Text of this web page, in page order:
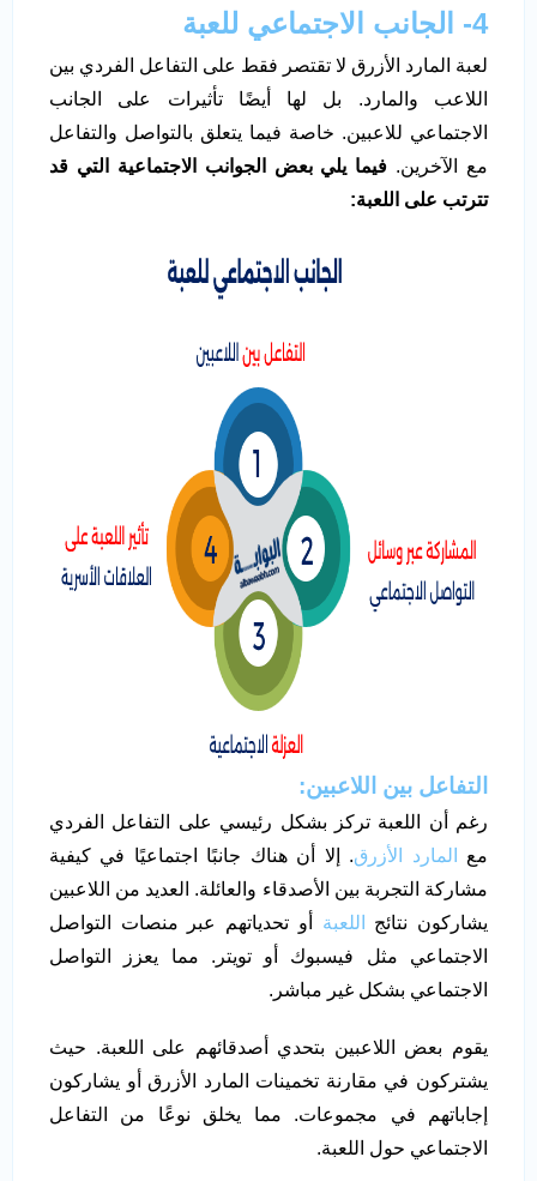
4- الجانب الاجتماعي للعبة
لعبة المارد الأزرق لا تقتصر فقط على التفاعل الفردي بين
اللاعب والمارد. بل لها أيضًا تأثيرات على الجانب
الاجتماعي للاعبين. خاصة فيما يتعلق بالتواصل والتفاعل
مع الآخرين. فيما يلي بعض الجوانب الاجتماعية التي قد
تترتب على اللعبة:
التفاعل بين اللاعبين:
رغم أن اللعبة تركز بشكل رئيسي على التفاعل الفردي
مع
المارد الأزرق. إلا أن هناك جانبًا اجتماعيًا في كيفية
مشاركة التجربة بين الأصدقاء والعائلة. العديد من اللاعبين
يشاركون نتائج
اللعبة أو تحدياتهم عبر منصات التواصل
الاجتماعي مثل فيسبوك أو تويتر. مما يعزز التواصل
الاجتماعي بشكل غير مباشر.
يقوم بعض اللاعبين بتحدي أصدقائهم على اللعبة. حيث
يشتركون في مقارنة تخمينات المارد الأزرق أو يشاركون
إجاباتهم في مجموعات. مما يخلق نوعًا من التفاعل
الاجتماعي حول اللعبة.